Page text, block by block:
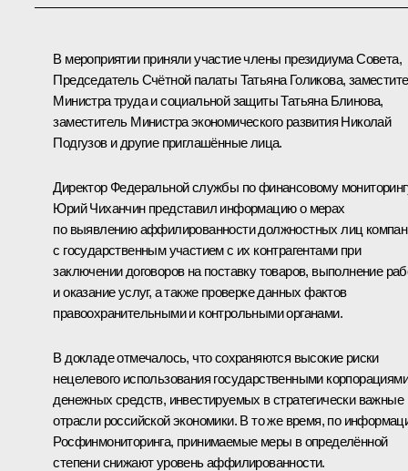
В мероприятии приняли участие члены президиума Совета,
Председатель Счётной палаты Татьяна Голикова,
Министра труда и социальной защиты Татьяна Блинова,
заместитель Министра экономического развития Николай
Подгузов и другие приглашённые лица.
Директор Федеральной службы по финансовому
Юрий Чиханчинпредставил информацию о мерах
по выявлению аффилированности должностных лиц
с государственным участием с их контрагентами при
заключении договоров на поставку товаров, выполнение
и оказание услуг, а также проверке данных фактов
правоохранительными и контрольными органами.
В докладе отмечалось, что сохраняются высокие риски
нецелевого использования государственными корпорациями
денежных средств, инвестируемых в стратегически важные
отрасли российской экономики. В то же время, по
Росфинмониторинга, принимаемые меры в определённой
степени снижают уровень аффилированности.